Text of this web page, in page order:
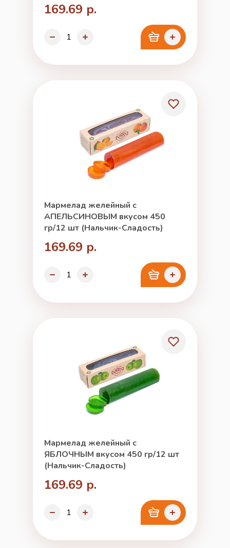
169.69 р.
Мармелад желейный с
АПЕЛЬСИНОВЫМ вкусом 450
гр/12 шт (Нальчик-Сладость)
169.69 р.
Мармелад желейный с
ЯБЛОЧНЫМ вкусом 450 гр/12 шт
(Нальчик-Сладость)
169.69 р.